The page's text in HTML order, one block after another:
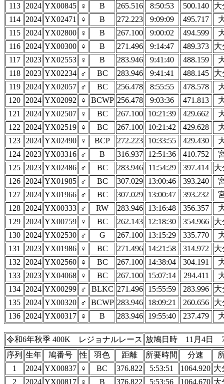
113
2024 YX00845 ♀ B 265.516 8:50:53 500.140
大
114
2024 YX02471 ♀ B 272.223 9:09:09 495.717
115
2024 YX02800 ♀ B 267.100 9:00:02 494.599
116
2024 YX00300 ♀ B 271.496 9:14:47 489.373
大
117
2023 YX02553 ♀ B 283.946 9:41:40 488.159
118
2023 YX02234 ♂ BC 283.946 9:41:41 488.145
大
119
2024 YX02057 ♂ BC 256.478 8:55:55 478.578
120
2024 YX02092 ♀ BCWP 256.478 9:03:36 471.813
121
2024 YX02507 ♀ BC 267.100 10:21:39 429.662
122
2024 YX02519 ♀ BC 267.100 10:21:42 429.628
123
2024 YX02490 ♀ BCP 272.223 10:33:55 429.430
124
2023 YX03316 ♂ B 316.937 12:51:36 410.752
125
2023 YX02486 ♂ BC 283.946 11:54:29 397.414
大
126
2024 YX01985 ♂ BC 307.029 13:00:46 393.240
127
2024 YX01966 ♂ BC 307.029 13:00:47 393.232
128
2024 YX00333 ♂ RW 283.946 13:16:48 356.357
129
2024 YX00759 ♀ BC 262.143 12:18:30 354.966
大
130
2024 YX02530 ♂ G 267.100 13:15:29 335.770
131
2023 YX01986 ♀ BC 271.496 14:21:58 314.972
大
132
2024 YX02560 ♀ BC 267.100 14:38:04 304.191
133
2023 YX04068 ♀ BC 267.100 15:07:14 294.411
134
2024 YX00299 ♂ BLKC 271.496 15:55:59 283.996
大
135
2024 YX00320 ♂ BCWP 283.946 18:09:21 260.656
大
136
2024 YX00317 ♀ B 283.946 19:55:40 237.479
令和6年秋季 400K レジョナルレース 放鳩日時 11月4日
序列 生年 鳩番号 性 羽色 距離 所要時間 分速
1
2024 YX00837 ♀ BC 376.822 5:53:51 1064.920 大
2
2024 YX00817 ♀ B 376.822 5:53:56 1064.670 大